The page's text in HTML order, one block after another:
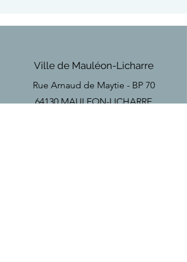
Ville de Mauléon-Licharre
Rue Arnaud de Maytie - BP 70
64130 MAULEON-LICHARRE